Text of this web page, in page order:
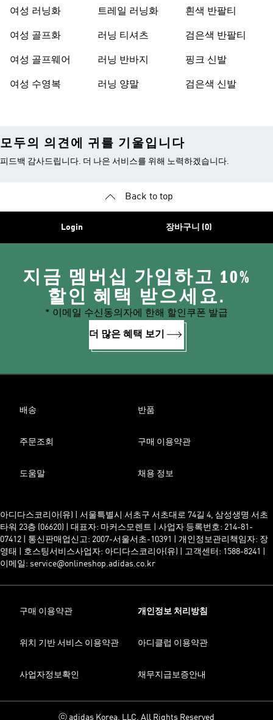
여성 러닝화
여성 골프화
여성 골프웨어
여성 수영복
트레일 러닝화
러닝 티셔츠
러닝 반바지
러닝 양말
흰색 반팔티
검은색 반팔티
핑크 신발
검은색 신발
모두의 의견에 귀를 기울입니다
피드백 감사드립니다. 더 나은 서비스를 위해 노력하겠습니다.
Back to top
Login 장바구니 (0)
지금 멤버십 가입하고 10%
할인 혜택 받으세요.
* 이메일 수신동의자에 한해 할인쿠폰 발급
더 많은 혜택 보기
배송 반품
주문조회 구매 이용약관
도움말 채용 정보
아디다스코리아(유) | 서울특별시 서초구 서초대로 74길 4, 삼성생명 서초
타워 23층 (06620) | 대표자: 마커스모렌트 | 사업자 등록번호: 214-81-
07412 | 통신판매업신고: 2007-서울서초-10391 | 개인정보관리책임자: 장
영태 | 호스팅서비스사업자: 아디다스코리아(유) | 고객센터: 1588-8241 |
이메일: service@onlineshop.adidas.co.kr
구매 이용약관 개인정보 처리방침
위치 기반 서비스 이용약관 아디클럽 이용약관
사업자정보확인 채무지급보증안내
ⓒ adidas Korea, LLC. All Rights Reserved